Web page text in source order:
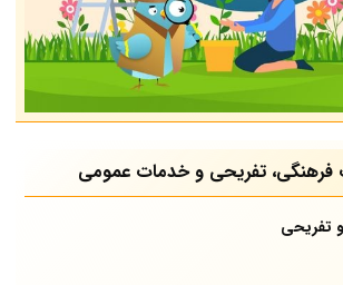
فرهنگی، تفریحی و خدمات عمومی
تفریحی